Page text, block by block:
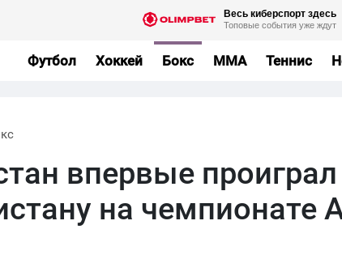
Футбол Хоккей Бокс MMA Теннис
впервые проиграл
на чемпионате